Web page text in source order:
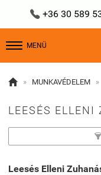
 +36 30 589
MENÜ
 » MUNKAVÉDELEM »
LEESÉS ELLENI

Leesés Elleni